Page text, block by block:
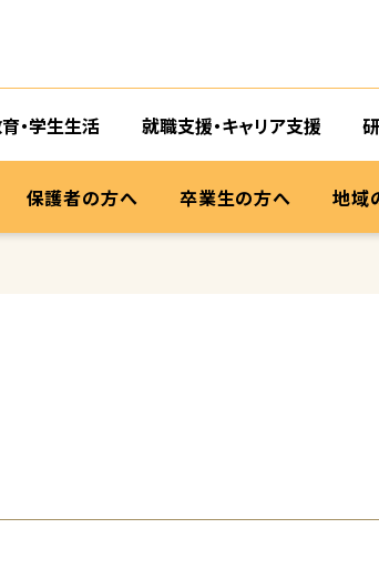
・学生生活 就職支援・キャリア支援
保護者の方へ 卒業生の方へ 地域